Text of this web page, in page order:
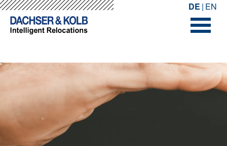
-->--> DE EN